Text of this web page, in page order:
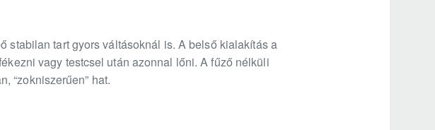
stabilan tart gyors váltásoknál is. A belső kialakítás a
vagy testcsel után azonnal lőni. A fűző nélküli
“zokniszerűen” hat.